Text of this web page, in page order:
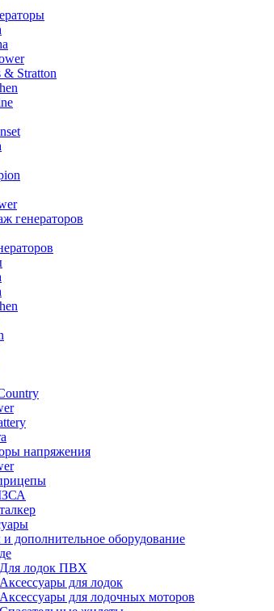
& Stratton
генераторов
напряжения
дополнительное оборудование
Для лодок ПВХ
Аксессуары для лодок
Аксессуары для лодочных моторов